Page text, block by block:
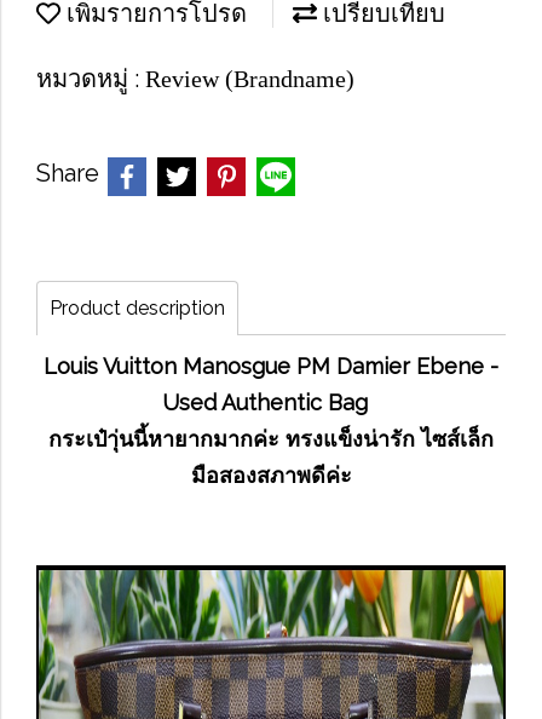
เพิ่มรายการโปรด เปรียบเทียบ
หมวดหมู่ : Review (Brandname)
Share
Product description
Louis Vuitton Manosgue PM Damier Ebene -
Used Authentic Bag
กระเป๋าุ่นนี้หายากมากค่ะ ทรงแข็งน่ารัก ไซส์เล็ก
มือสองสภาพดีค่ะ